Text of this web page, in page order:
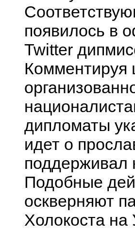
появилось в
Twitter
Комментируя
дипломаты
идет о
поддерживал
Подобные
оскверняют
Холокоста на